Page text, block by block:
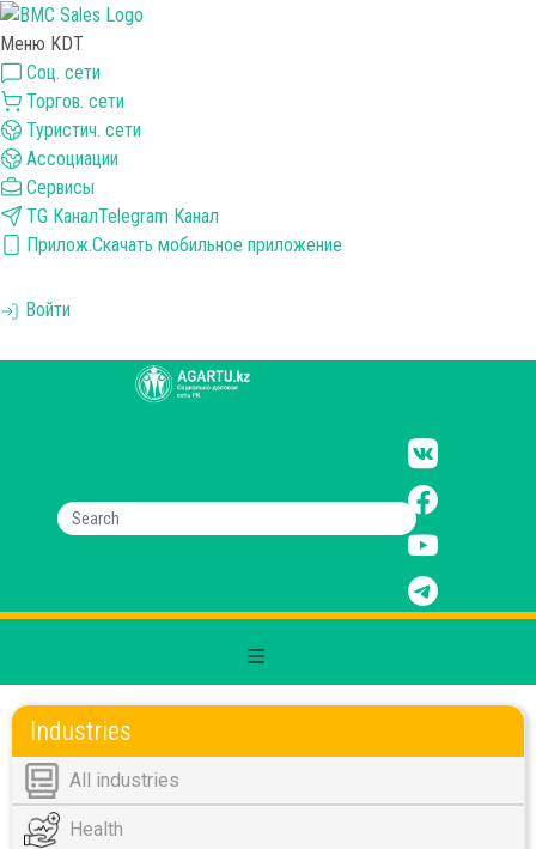
Меню KDT
Соц. сети
Торгов. сети
Туристич. сети
Ассоциации
Сервисы
TG КаналTelegram Канал
Прилож.Скачать мобильное приложение
Войти
Industries
All industries
Health